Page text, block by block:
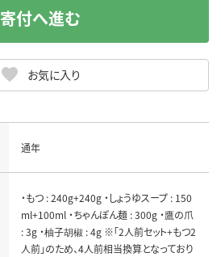
お気に入り
寄付へ進む
通年
・もつ : 240g+240g ・しょうゆスープ : 150
ml+100ml ・ちゃんぽん麺 : 300g ・鷹の爪
: 3g ・柚子胡椒 : 4g ※「2人前セット+もつ2
人前」のため、4人前相当換算となっており